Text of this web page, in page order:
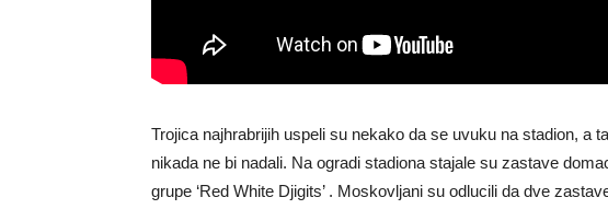
Trojica najhrabrijih uspeli su nekako da se uvuku na stadion, a
nikada ne bi nadali. Na ogradi stadiona stajale su zastave
grupe ‘Red White Djigits’ . Moskovljani su odlucili da dve